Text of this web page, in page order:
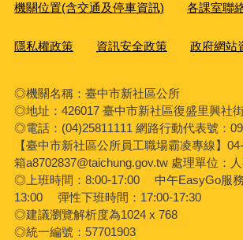
機關位置(含交通及停車資訊) 各課室聯
隱私權政策 資訊安全政策 政府網站
◎機關名稱：臺中市新社區公所
◎地址：426017 臺中市新社區復盛里興社
◎電話：(04)25811111 網路行動代表號：
【臺中市新社區公所員工職場霸凌專線】
箱a8702837@taichung.gov.tw 處理單位：
◎上班時間：8:00-17:00 中午EasyGo服
13:00 彈性下班時間：17:00-17:30
◎建議瀏覽解析度為1024 x 768
◎統一編號：57701903